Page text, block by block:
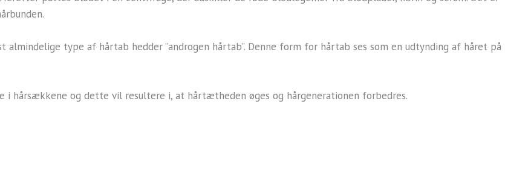
type af hårtab hedder ”androgen hårtab”. Denne form for hårtab ses som en udtynding af håret på
i hårsækkene og dette vil resultere i, at hårtætheden øges og hårgenerationen forbedres.